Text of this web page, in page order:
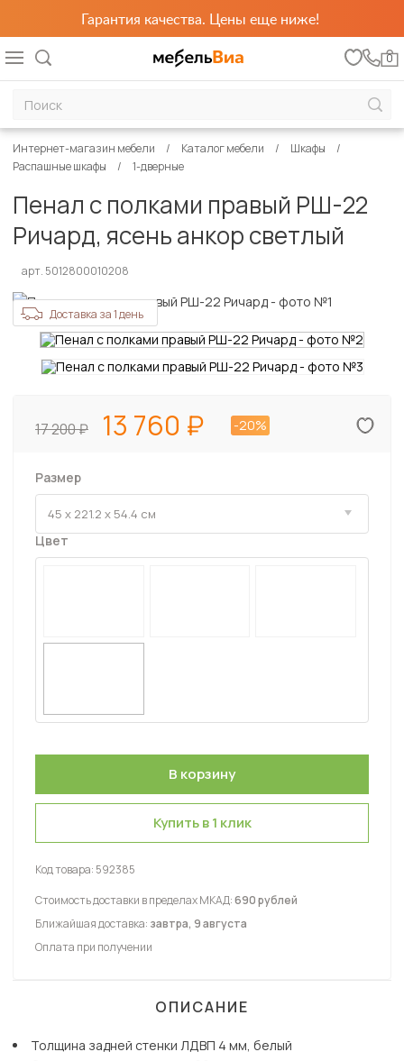
Гарантия качества. Цены еще ниже!
0
Интернет-магазин мебели Каталог мебели
Шкафы
Распашные шкафы
1-дверные
Пенал с полками правый РШ-22
Ричард, ясень анкор светлый
арт. 5012800010208
Доставка за 1 день
17 200 13 760 -20%
Размер
Цвет
Купить в 1 клик
Код товара: 592385
Стоимость доставки в пределах МКАД:690 рублей
Ближайшая доставка: завтра, 9 августа
Оплата при получении
ОПИСАНИЕ
Толщина задней стенки ЛДВП 4 мм, белый